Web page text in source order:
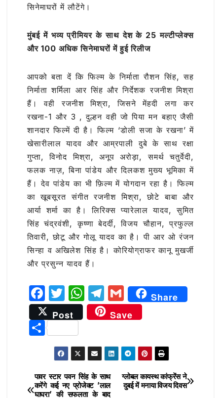
सिनेमाघरों में लौटेंगे।
मुंबई में भव्य प्रीमियर के साथ देश के 25 मल्टीप्लेक्स
और 100 अधिक सिनेमाघरों में हुई रिलीज
आपको बता दें कि फिल्म के निर्माता रौशन सिंह, सह
निर्माता शर्मिला आर सिंह और निर्देशक रजनीश मिश्रा
हैं। वही रजनीश मिश्रा, जिसने मेंहदी लगा कर
रखना-1 और 3 , दुल्हन वही जो पिया मन बहाए जैसी
शानदार फिल्में दी है। फिल्म ‘डोली सजा के रखना’ में
खेसारीलाल यादव और आम्रपाली दुबे के साथ रक्षा
गुप्ता, विनोद मिश्रा, अनूप अरोड़ा, समर्थ चतुर्वेदी,
फलक नाज़, बिना पांडेय और दिलकश मुख्य भूमिका में
हैं। देव पांडेय का भी फ़िल्म में योगदान रहा है। फिल्म
का खूबसूरत संगीत रजनीश मिश्रा, छोटे बाबा और
आर्या शर्मा का है। लिरिक्स प्यारेलाल यादव, सुमित
सिंह चंद्रवंशी, कृष्णा बेदर्दी, विजय चौहान, प्रफुल्ल
तिवारी, छोटू और गोलू यादव का है। पी आर ओ रंजन
सिन्हा व अखिलेश सिंह है। कोरियोग्राफर कानू मुखर्जी
और प्रसुन्न यादव हैं।
F
a
c
e
b
o
o
T
w
it
te
r
W
h
at
A
p
p
T
el
e
ra
m
G
m
ai
Share
Post
Save
S
h
ar
e
Post
ग्लोबल कायस्थ कांफ्रेंस ने
दुबई में मनाया विजय दिवस
पावर स्टार पवन सिंह के साथ
करेंगे कई नए प्रोजेक्ट ’लाल
घाघरा’ की सफलता के बाद